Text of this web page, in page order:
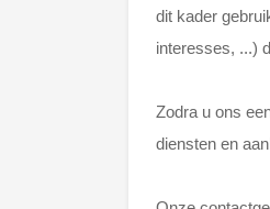
dit kader
interesses, ...)
Zodra u ons
diensten en